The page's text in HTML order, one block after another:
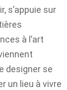
s’appuie sur
à l’art
designer se
un lieu à vivre